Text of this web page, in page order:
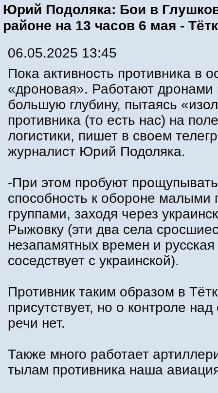
Юрий Подоляка: Бои в
районе на 13 часов 6 мая -
06.05.2025 13:45
Пока активность противника в
«дроновая». Работают дронами
большую глубину, пытаясь
противника (то есть нас) на
логистики, пишет в своем
журналист Юрий Подоляка.
-При этом пробуют
способность к обороне малыми
группами, заходя через
Рыжовку (эти два села
незапамятных времен и русская
соседствует с украинской).
Противник таким образом в
присутствует, но о контроле
речи нет.
Также много работает
тылам противника наша